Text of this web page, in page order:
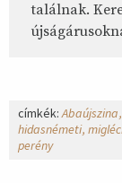
találnak.
címkék:Abaújszina
hidasnémeti
perény